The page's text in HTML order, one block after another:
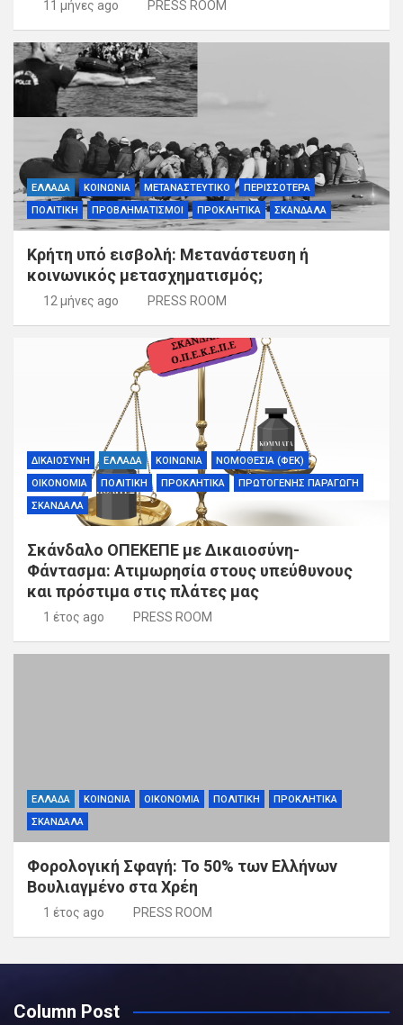
11 μήνες ago PRESS ROOM
ΕΛΛΑΔΑ ΚΟΙΝΩΝΙΑ ΜΕΤΑΝΑΣΤΕΥΤΙΚΟ
ΠΕΡΙΣΣΟΤΕΡΑ
ΠΟΛΙΤΙΚΗ
ΠΡΟΒΛΗΜΑΤΙΣΜΟΙ ΠΡΟΚΛΗΤΙΚΑ ΣΚΑΝΔΑΛΑ
Κρήτη υπό εισβολή: Μετανάστευση ή
κοινωνικός μετασχηματισμός;
12 μήνες ago PRESS ROOM
ΔΙΚΑΙΟΣΥΝΗ ΕΛΛΑΔΑ ΚΟΙΝΩΝΙΑ
ΝΟΜΟΘΕΣΙΑ (ΦΕΚ)
ΟΙΚΟΝΟΜΙΑ
ΠΟΛΙΤΙΚΗ ΠΡΟΚΛΗΤΙΚΑ
ΠΡΩΤΟΓΕΝΗΣ ΠΑΡΑΓΩΓΗ
ΣΚΑΝΔΑΛΑ
Σκάνδαλο ΟΠΕΚΕΠΕ με Δικαιοσύνη-
Φάντασμα: Ατιμωρησία στους υπεύθυνους
και πρόστιμα στις πλάτες μας
1 έτος ago PRESS ROOM
ΕΛΛΑΔΑ ΚΟΙΝΩΝΙΑ ΟΙΚΟΝΟΜΙΑ ΠΟΛΙΤΙΚΗ
ΠΡΟΚΛΗΤΙΚΑ
ΣΚΑΝΔΑΛΑ
Φορολογική Σφαγή: Το 50% των Ελλήνων
Βουλιαγμένο στα Χρέη
1 έτος ago PRESS ROOM
Column Post